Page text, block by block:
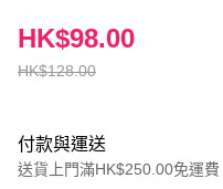
HK$128.00
HK$98.00
付款與運送
送貨上門滿HK$250.00免運費